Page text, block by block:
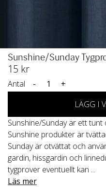
Sunshine/Sunday
15 kr
Antal -
+
LÄGG I
Sunshine/Sunday är ett
Sunshine produkter är
Sunday är otvättat och
gardin, hissgardin och
tygprover eventuellt kan ...
Läs mer